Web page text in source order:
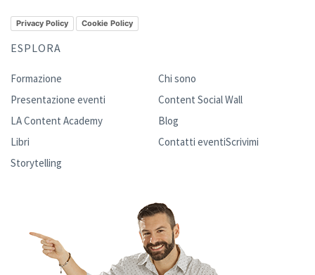
Privacy Policy Cookie Policy
ESPLORA
Formazione
Presentazione eventi
LA Content Academy
Libri
Storytelling
Chi sono
Content Social Wall
Blog
Contatti eventiScrivimi